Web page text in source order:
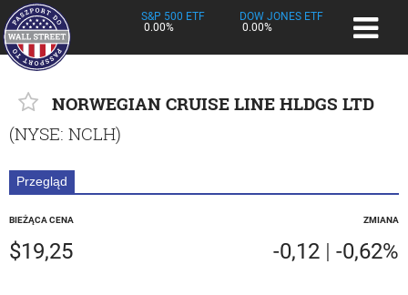
S&P 500 ETF
0.00%
DOW JONES ETF
0.00%
NORWEGIAN CRUISE LINE HLDGS LTD
(NYSE: NCLH)
Przegląd
BIEŻĄCA CENA
$19,25
ZMIANA
-0,12 | -0,62%